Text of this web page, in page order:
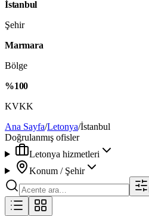
İstanbul
Şehir
Marmara
Bölge
%100
KVKK
Ana Sayfa/Letonya/İstanbul
Doğrulanmış ofisler
Letonya hizmetleri
Konum / Şehir